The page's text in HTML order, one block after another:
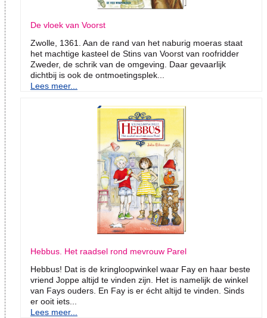
De vloek van Voorst
Zwolle, 1361. Aan de rand van het naburig moeras staat
het machtige kasteel de Stins van Voorst van roofridder
Zweder, de schrik van de omgeving. Daar gevaarlijk
dichtbij is ook de ontmoetingsplek...
Lees meer...
Hebbus. Het raadsel rond mevrouw Parel
Hebbus! Dat is de kringloopwinkel waar Fay en haar beste
vriend Joppe altijd te vinden zijn. Het is namelijk de winkel
van Fays ouders. En Fay is er écht altijd te vinden. Sinds
er ooit iets...
Lees meer...